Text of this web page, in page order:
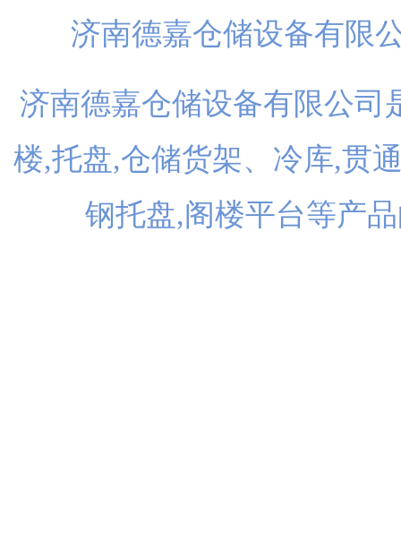
济南德嘉仓储设备有
济南德嘉仓储设备有限公司
楼,托盘,仓储货架、冷库,贯
钢托盘,阁楼平台等产